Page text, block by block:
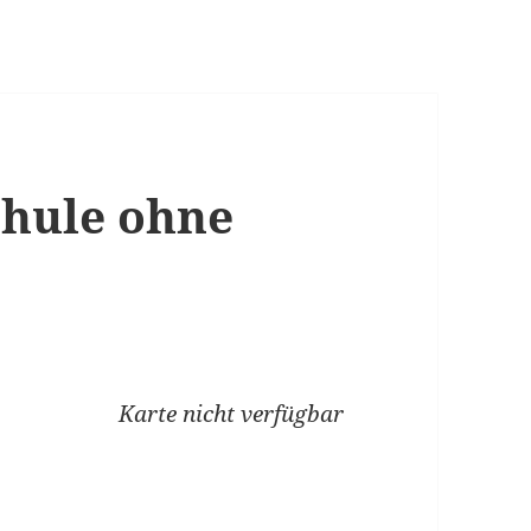
ohne
Karte nicht verfügbar